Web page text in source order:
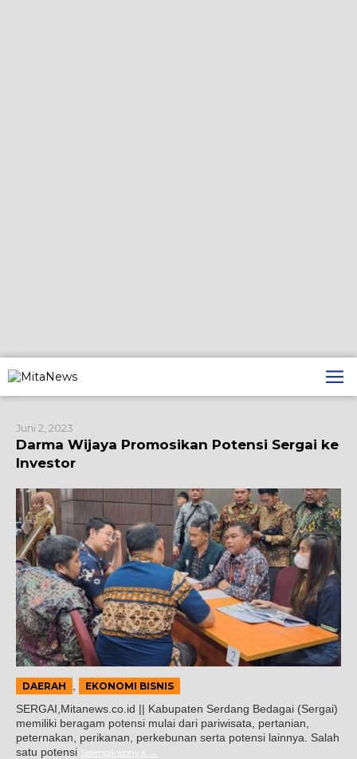
ke
konten
Juni 2, 2023
Darma Wijaya Promosikan Potensi Sergai ke
Investor
DAERAH , EKONOMI BISNIS
SERGAI,Mitanews.co.id || Kabupaten Serdang Bedagai (Sergai)
memiliki beragam potensi mulai dari pariwisata, pertanian,
peternakan, perikanan, perkebunan serta potensi lainnya. Salah
satu potensi Selengkapnya